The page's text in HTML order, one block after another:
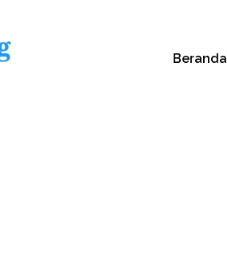
Beranda